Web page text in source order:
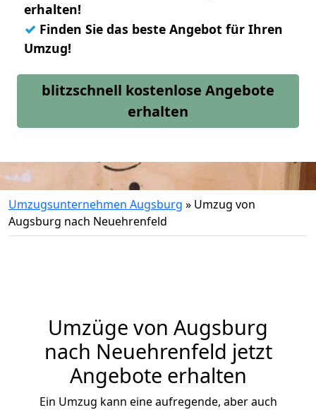
erhalten!
✓ Finden Sie das beste Angebot für Ihren
Umzug!
blitzschnell kostenlose Angebote
erhalten
Umzugsunternehmen Augsburg » Umzug von
Augsburg nach Neuehrenfeld
Umzüge von Augsburg
nach Neuehrenfeld jetzt
Angebote erhalten
Ein Umzug kann eine aufregende, aber auch